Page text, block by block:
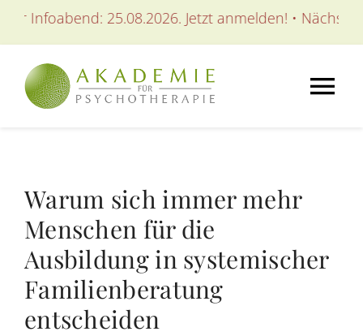
Inhalt
springen
25.08.2026. Jetzt anmelden! • Nächster
AUSBILDUNGEN
WEITERBILDUNGEN
SEMINARE / KURSE
Warum sich immer mehr
Menschen für die
Ausbildung in systemischer
Familienberatung
entscheiden